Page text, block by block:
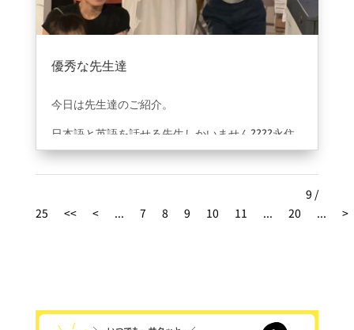
優秀な先生達
今日は先生達のご紹介。
日本語と英語を話せる先生しかいません????永住
権を目指し6年前から移住している責任感のあるア
る天才あやな先生。カナダとオーストラリアに6年
り返しテストで成績を管理し向き合っていくよう
9 /
25
<< < ... 7 8 9 10 11 ... 20 ... >